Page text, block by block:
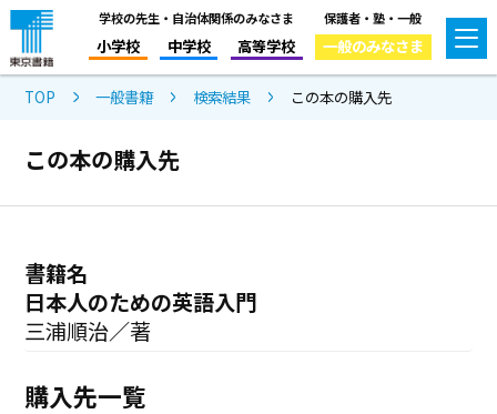
学校の先生・自治体関係のみなさま
小学校 中学校 高等学校
保護者・塾・一般
一般のみなさま
TOP 一般書籍 検索結果 この本の購入先
この本の購入先
書籍名
日本人のための英語入門
三浦順治／著
購入先一覧